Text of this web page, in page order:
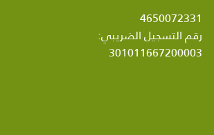
4650072331
رقم التسجيل الضريبي:
301011667200003